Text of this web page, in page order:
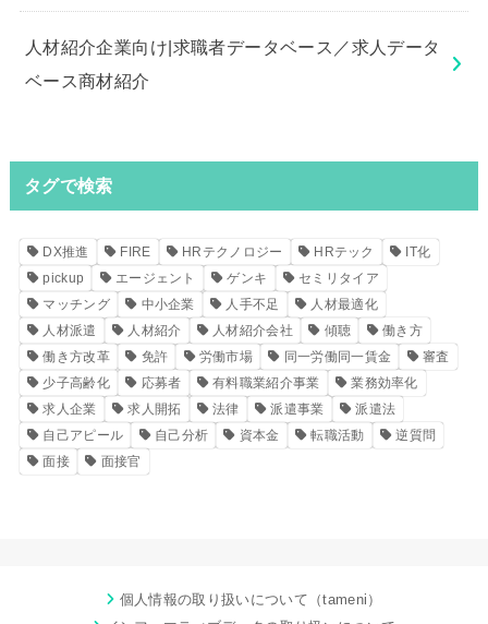
人材紹介企業向け|求職者データベース／求人データ
ベース商材紹介
タグで検索
DX推進 FIRE HRテクノロジー HRテック
IT化
pickup
エージェント ゲンキ
セミリタイア
マッチング
中小企業 人手不足
人材最適化
人材派遣
人材紹介 人材紹介会社 傾聴
働き方
働き方改革
免許 労働市場 同一労働同一賃金
審査
少子高齢化
応募者 有料職業紹介事業
業務効率化
求人企業
求人開拓 法律 派遣事業
派遣法
自己アピール
自己分析 資本金 転職活動
逆質問
面接
面接官
個人情報の取り扱いについて（tameni）